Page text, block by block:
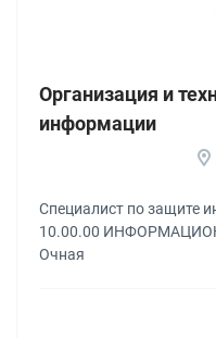
Организация и
информации
Специалист по защите
10.00.00
Очная